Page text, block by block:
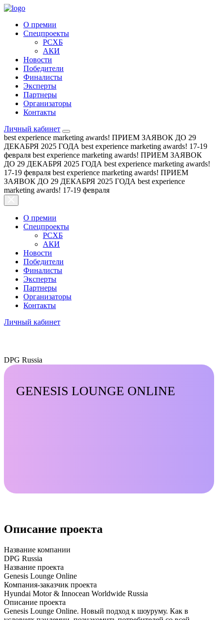
О премии
Спецпроекты
РСХБ
АКИ
Новости
Победители
Финалисты
Эксперты
Партнеры
Организаторы
Контакты
Личный кабинет
best experience marketing awards! ПРИЕМ ЗАЯВОК ДО 29
ДЕКАБРЯ 2025 ГОДА best experience marketing awards! 17-19
февраля best experience marketing awards! ПРИЕМ ЗАЯВОК
ДО 29 ДЕКАБРЯ 2025 ГОДА best experience marketing awards!
17-19 февраля best experience marketing awards! ПРИЕМ
ЗАЯВОК ДО 29 ДЕКАБРЯ 2025 ГОДА best experience
marketing awards! 17-19 февраля
О премии
Спецпроекты
РСХБ
АКИ
Новости
Победители
Финалисты
Эксперты
Партнеры
Организаторы
Контакты
Личный кабинет
DPG Russia
GENESIS LOUNGE ONLINE
Описание проекта
Название компании
DPG Russia
Название проекта
Genesis Lounge Online
Компания-заказчик проекта
Hyundai Motor & Innocean Worldwide Russia
Описание проекта
Genesis Lounge Online. Новый подход к шоуруму. Как в